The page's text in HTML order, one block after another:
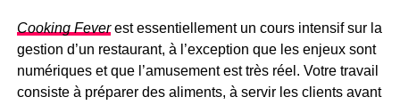
Cooking Feverest essentiellement un cours intensif sur la
gestion d’un restaurant, à l’exception que les enjeux sont
numériques et que l’amusement est très réel. Votre travail
consiste à préparer des aliments, à servir les clients avant